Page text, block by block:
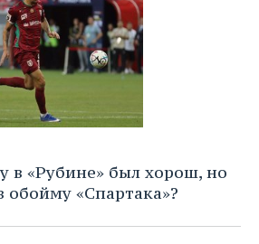
в «Рубине» был хорош, но
обойму «Спартака»?